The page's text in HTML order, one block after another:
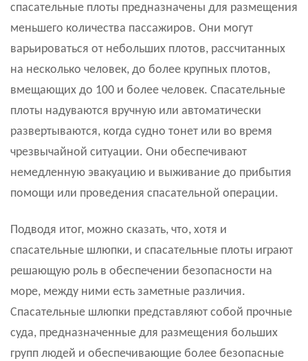
спасательные плоты предназначены для размещения
меньшего количества пассажиров. Они могут
варьироваться от небольших плотов, рассчитанных
на несколько человек, до более крупных плотов,
вмещающих до 100 и более человек. Спасательные
плоты надуваются вручную или автоматически
развертываются, когда судно тонет или во время
чрезвычайной ситуации. Они обеспечивают
немедленную эвакуацию и выживание до прибытия
помощи или проведения спасательной операции.
Подводя итог, можно сказать, что, хотя и
спасательные шлюпки, и спасательные плоты играют
решающую роль в обеспечении безопасности на
море, между ними есть заметные различия.
Спасательные шлюпки представляют собой прочные
суда, предназначенные для размещения больших
групп людей и обеспечивающие более безопасные